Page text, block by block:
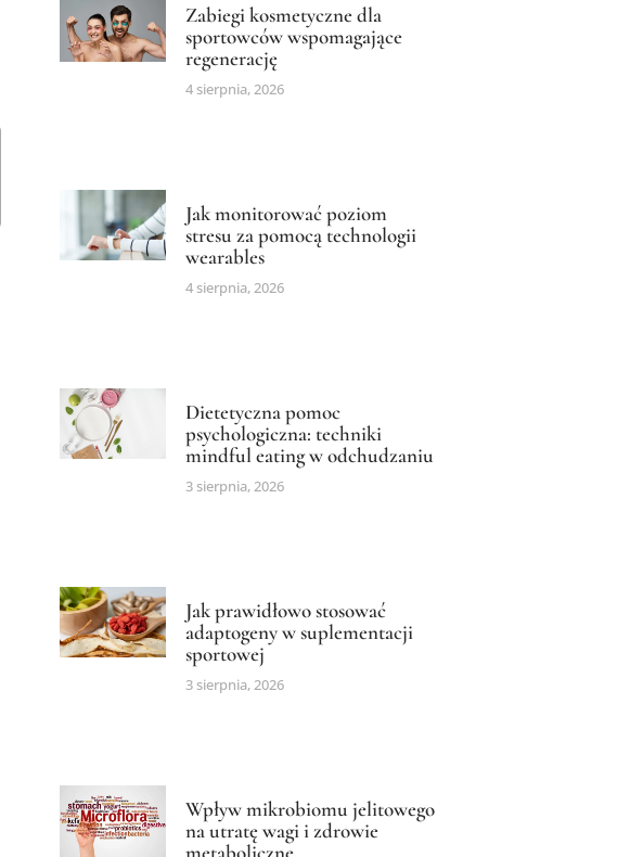
Zabiegi kosmetyczne dla
sportowców wspomagające
regenerację
4 sierpnia, 2026
Jak monitorować poziom
stresu za pomocą technologii
wearables
4 sierpnia, 2026
Dietetyczna pomoc
psychologiczna: techniki
mindful eating w odchudzaniu
3 sierpnia, 2026
Jak prawidłowo stosować
adaptogeny w suplementacji
sportowej
3 sierpnia, 2026
Wpływ mikrobiomu jelitowego
na utratę wagi i zdrowie